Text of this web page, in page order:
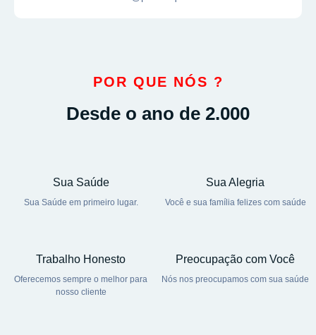
POR QUE NÓS ?
Desde o ano de 2.000
Sua Saúde
Sua Saúde em primeiro lugar.
Sua Alegria
Você e sua família felizes com saúde
Trabalho Honesto
Oferecemos sempre o melhor para
nosso cliente
Preocupação com Você
Nós nos preocupamos com sua saúde